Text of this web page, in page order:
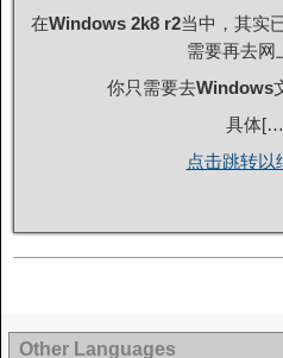
在Windows 2k8 r2当中，其实
需要再去网
你只需要去Windows
具体
点击跳转以
Other Languages